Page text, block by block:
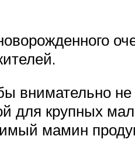
внимательно
для крупных
мамин